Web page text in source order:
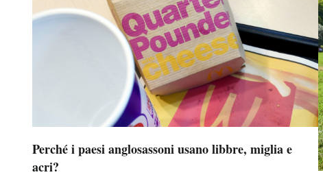
Perché i paesi anglosassoni usano libbre, miglia e
acri?